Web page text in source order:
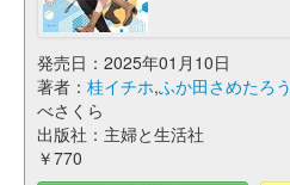
発売日：2025年01月10日
著者： 桂イチホ,ふか田さめたろう
べさくら
出版社：主婦と生活社
￥770